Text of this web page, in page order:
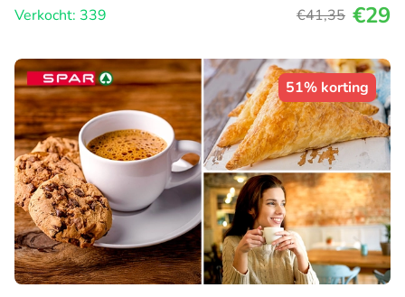
Verkocht: 339
€41,35 €29
51% korting